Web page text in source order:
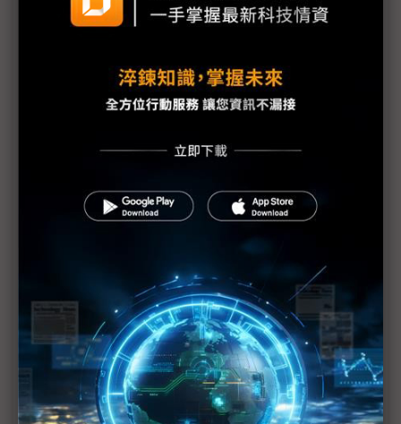
中國鎵鍺出口禁令下 市場供應如何變化？
憂美再限晶片材料出口 中系業者傳加速囤貨、尋替
裁、中企倒閉裁員聲不絕
美國301重擊紅色供應鏈 專家：台廠早有避險舉措
301調查成制裁中國新一波起手式 成熟製程競爭將
川普新關稅戰山雨欲來 中國做好準備應戰？
川普再次入主白宮 華為制裁升級2.0？
美301對中國實施「雙重打擊」
地緣政治風險蔓延成熟晶圓廠